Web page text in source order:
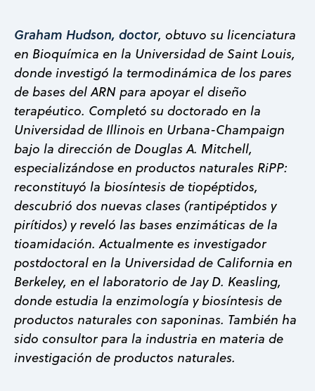
Graham Hudson, doctor, obtuvo su licenciatura
en Bioquímica en la Universidad de Saint Louis,
donde investigó la termodinámica de los pares
de bases del ARN para apoyar el diseño
terapéutico. Completó su doctorado en la
Universidad de Illinois en Urbana-Champaign
bajo la dirección de Douglas A. Mitchell,
especializándose en productos naturales RiPP:
reconstituyó la biosíntesis de tiopéptidos,
descubrió dos nuevas clases (rantipéptidos y
pirítidos) y reveló las bases enzimáticas de la
tioamidación. Actualmente es investigador
postdoctoral en la Universidad de California en
Berkeley, en el laboratorio de Jay D. Keasling,
donde estudia la enzimología y biosíntesis de
productos naturales con saponinas. También ha
sido consultor para la industria en materia de
investigación de productos naturales.